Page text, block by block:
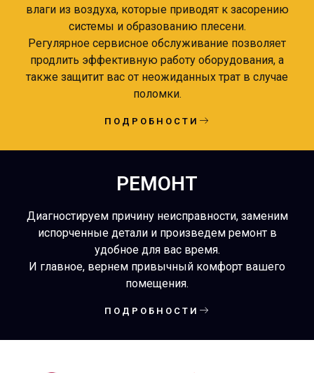
влаги из воздуха, которые приводят к засорению
системы и образованию плесени.
Регулярное сервисное обслуживание позволяет
продлить эффективную работу оборудования, а
также защитит вас от неожиданных трат в случае
поломки.
ПОДРОБНОСТИ
РЕМОНТ
Диагностируем причину неисправности, заменим
испорченные детали и произведем ремонт в
удобное для вас время.
И главное, вернем привычный комфорт вашего
помещения.
ПОДРОБНОСТИ